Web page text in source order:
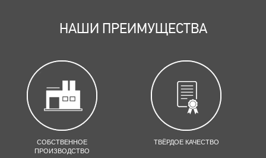
НАШИ ПРЕИМУЩЕСТВА
СОБСТВЕННОЕ
ПРОИЗВОДСТВО
ТВЁРДОЕ КАЧЕСТВО